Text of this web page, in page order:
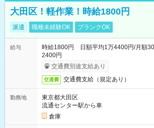
大田区！軽作業！時給1800円
派遣 職種未経験OK ブランクOK
給与
時給1800円 日額平均1万4400円/月額
2400円
交通費別途支給あり
交通費 交通費支給（規定あり）
勤務地
東京都大田区
流通センター駅から車
倉庫